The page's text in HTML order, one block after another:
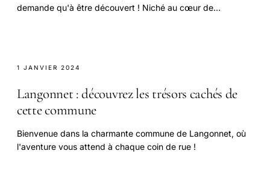
demande qu'à être découvert ! Niché au cœur de
1 JANVIER 2024
Langonnet : découvrez les trésors cachés de
cette commune
Bienvenue dans la charmante commune de Langonnet, où
l'aventure vous attend à chaque coin de rue !